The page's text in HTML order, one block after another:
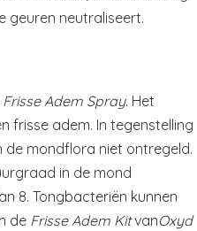
geuren neutraliseert.
Frisse Adem Spray. Het
frisse adem. In tegenstelling
mondflora niet ontregeld.
in de mond
8. Tongbacteriën kunnen
de Frisse Adem KitvanOxyd